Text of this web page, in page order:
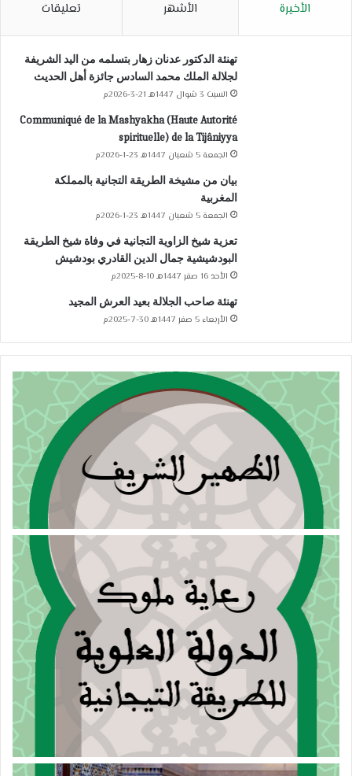
الأخيرة الأشهر تعليقات
تهنئة الدكتور عدنان زهار بتسلمه من اليد الشريفة
لجلالة الملك محمد السادس جائزة أهل الحديث
السبت 3 شوال 1447هـ 21-3-2026م
Communiqué de la Mashyakha (Haute Autorité
spirituelle) de la Tijâniyya
الجمعة 5 شعبان 1447هـ 23-1-2026م
بيان من مشيخة الطريقة التجانية بالمملكة
المغربية
الجمعة 5 شعبان 1447هـ 23-1-2026م
تعزية شيخ الزاوية التجانية في وفاة شيخ الطريقة
البودشيشية جمال الدين القادري بودشيش
الأحد 16 صفر 1447هـ 10-8-2025م
تهنئة صاحب الجلالة بعيد العرش المجيد
الأربعاء 5 صفر 1447هـ 30-7-2025م